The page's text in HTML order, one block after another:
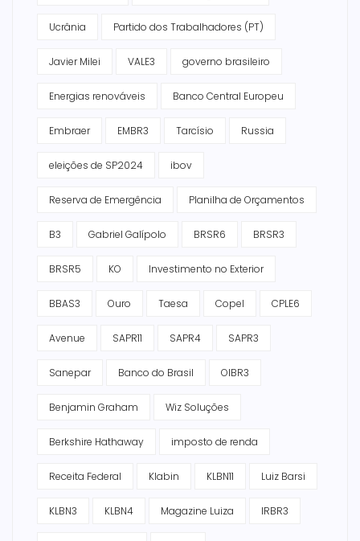
Ucrânia Partido dos Trabalhadores (PT)
Javier Milei VALE3 governo brasileiro
Energias renováveis Banco Central Europeu
Embraer EMBR3 Tarcísio Russia
eleições de SP2024 ibov
Reserva de Emergência Planilha de Orçamentos
B3 Gabriel Galípolo BRSR6 BRSR3
BRSR5 KO Investimento no Exterior
BBAS3 Ouro Taesa Copel CPLE6
Avenue SAPR11 SAPR4 SAPR3
Sanepar Banco do Brasil OIBR3
Benjamin Graham Wiz Soluções
Berkshire Hathaway imposto de renda
Receita Federal Klabin KLBN11 Luiz Barsi
KLBN3 KLBN4 Magazine Luiza IRBR3